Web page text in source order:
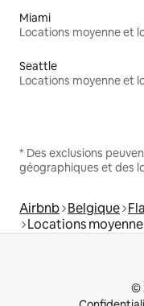
Miami
Seattle
* Des exclusions
géographiques et des
Airbnb Belgique
Locations
©